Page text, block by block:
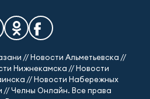
// Новости Альметьевска //
Нижнекамска // Новости
// Новости Набережных
// Челны Онлайн. Все права